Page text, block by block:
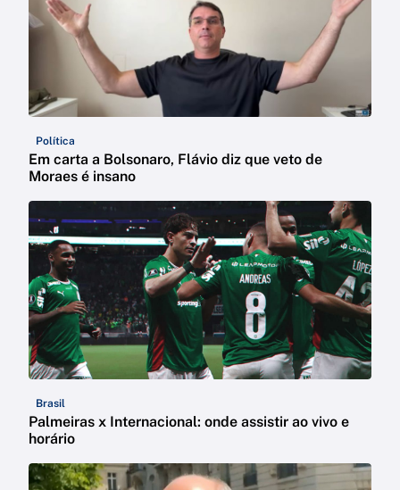
Política
Em carta a Bolsonaro, Flávio diz que veto de
Moraes é insano
Brasil
Palmeiras x Internacional: onde assistir ao vivo e
horário